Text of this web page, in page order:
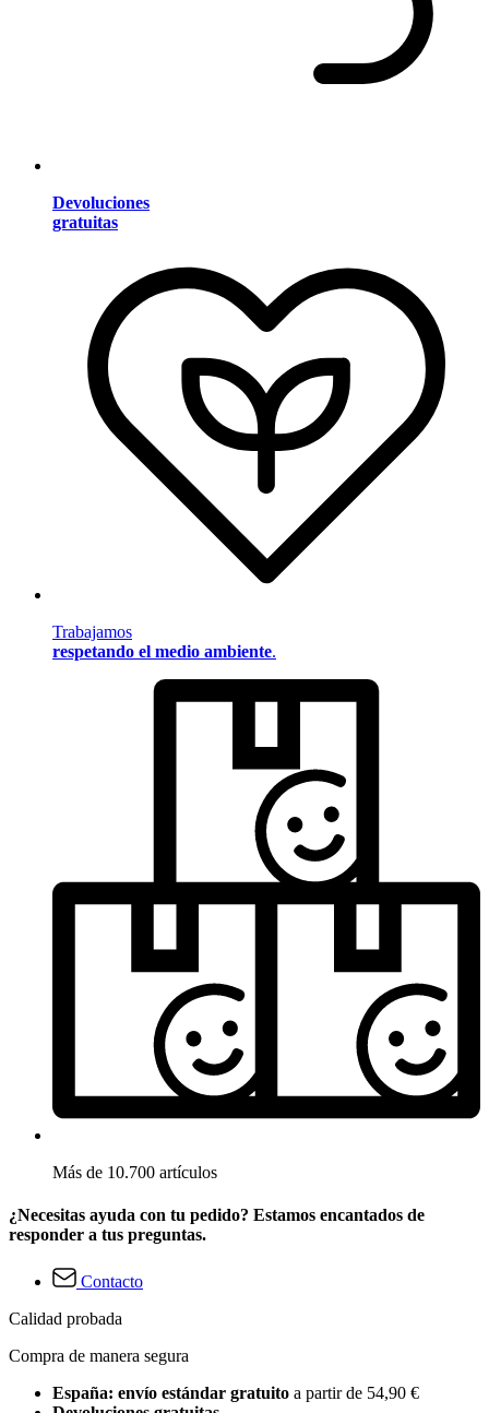
Devoluciones
gratuitas
Trabajamos
respetando el medio ambiente.
Más de 10.700 artículos
¿Necesitas ayuda con tu pedido? Estamos encantados de
responder a tus preguntas.
Contacto
Calidad probada
Compra de manera segura
España: envío estándar gratuito a partir de 54,90 €